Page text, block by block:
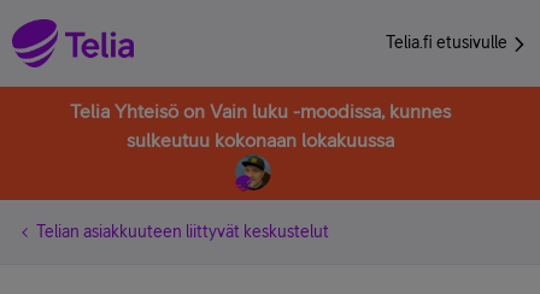
Telia.fi etusivulle
Telia Yhteisö on Vain luku -moodissa, kunnes
sulkeutuu kokonaan lokakuussa
Telian asiakkuuteen liittyvät keskustelut